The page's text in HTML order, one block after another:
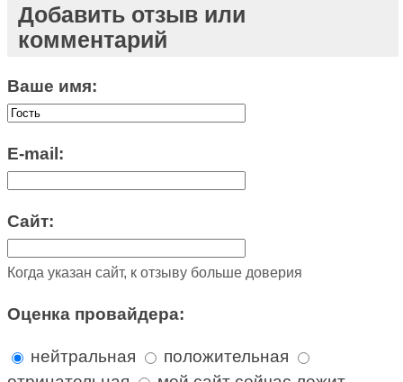
Добавить отзыв или
комментарий
Ваше имя:
E-mail:
Сайт:
Когда указан сайт, к отзыву больше доверия
Оценка провайдера:
нейтральная
положительная